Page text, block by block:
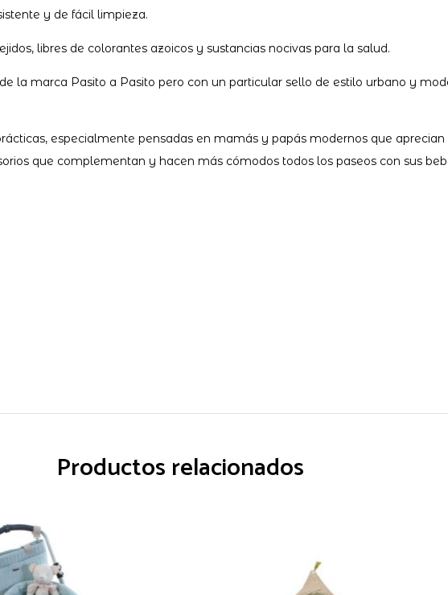
y de fácil limpieza.
libres de colorantes azoicos y sustancias nocivas para la salud.
la marca Pasito a Pasito pero con un particular sello de estilo urbano y
especialmente pensadas en mamás y papás modernos que
que complementan y hacen más cómodos todos los paseos con sus
Productos relacionados